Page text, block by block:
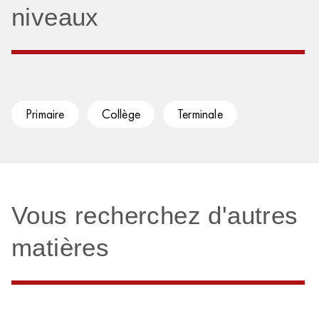
niveaux
Primaire Collège Terminale
Vous recherchez d'autres
matières